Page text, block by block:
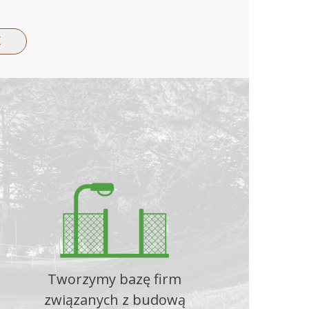
Tworzymy bazę firm
związanych z budową